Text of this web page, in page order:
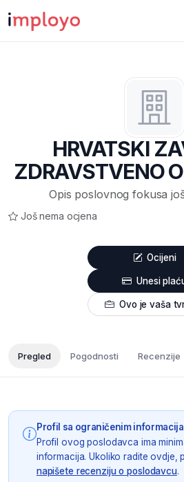
HRVATSKI
ZDRAVSTVENO
Opis poslovnog fokusa
Još nema ocjena
Ocijeni
Unesi
Ovo je vaša
Pregled Pogodnosti Recenzije
Profil sa ograničenim
Profil ovog poslodavca ima
informacija. Ukoliko radite ovdje,
napišete recenziju o poslodavcu.